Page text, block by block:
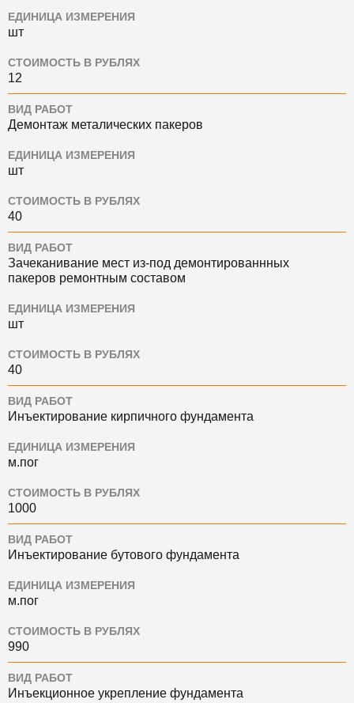
ЕДИНИЦА ИЗМЕРЕНИЯ
шт
СТОИМОСТЬ В РУБЛЯХ
12
ВИД РАБОТ
Демонтаж металических пакеров
ЕДИНИЦА ИЗМЕРЕНИЯ
шт
СТОИМОСТЬ В РУБЛЯХ
40
ВИД РАБОТ
Зачеканивание мест из-под демонтированнных
пакеров ремонтным составом
ЕДИНИЦА ИЗМЕРЕНИЯ
шт
СТОИМОСТЬ В РУБЛЯХ
40
ВИД РАБОТ
Инъектирование кирпичного фундамента
ЕДИНИЦА ИЗМЕРЕНИЯ
м.пог
СТОИМОСТЬ В РУБЛЯХ
1000
ВИД РАБОТ
Инъектирование бутового фундамента
ЕДИНИЦА ИЗМЕРЕНИЯ
м.пог
СТОИМОСТЬ В РУБЛЯХ
990
ВИД РАБОТ
Инъекционное укрепление фундамента